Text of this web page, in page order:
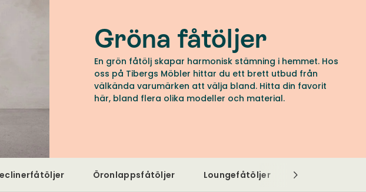
Gröna fåtöljer
En grön fåtölj skapar harmonisk stämning i hemmet. Hos
oss på Tibergs Möbler hittar du ett brett utbud från
välkända varumärken att välja bland. Hitta din favorit
här, bland flera olika modeller och material.
Öronlappsfåtöljer Loungefåtöljer